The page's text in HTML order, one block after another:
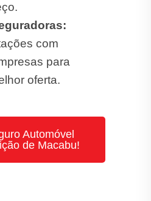
com
para
oferta.
Automóvel
de Macabu!